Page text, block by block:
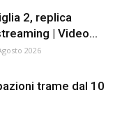
2, replica
| Video...
2026
trame dal 10